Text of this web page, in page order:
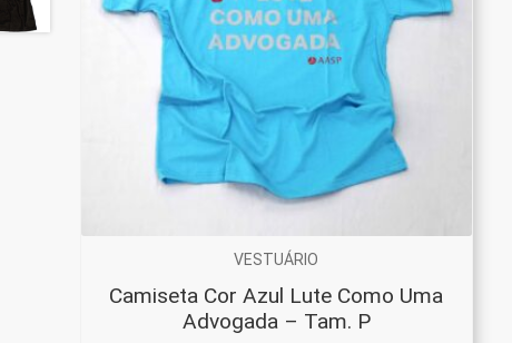
VESTUÁRIO
Camiseta Cor Azul Lute Como Uma
Advogada – Tam. P